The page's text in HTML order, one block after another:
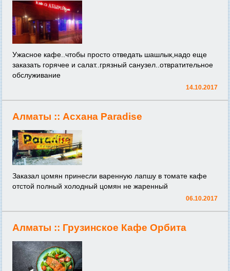
Ужасное кафе..чтобы просто отведать шашлык,надо еще
заказать горячее и салат..грязный санузел..отвратительное
обслуживание
14.10.2017
Алматы :: Асхана Paradise
Заказал цомян принесли варенную лапшу в томате кафе
отстой полный холодный цомян не жаренный
06.10.2017
Алматы :: Грузинское Кафе Орбита